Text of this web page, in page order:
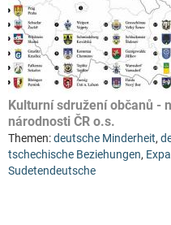
Kulturní sdružení občanů -
národnosti ČR o.s.
Themen:deutsche Minderheit,
tschechische Beziehungen,
Sudetendeutsche